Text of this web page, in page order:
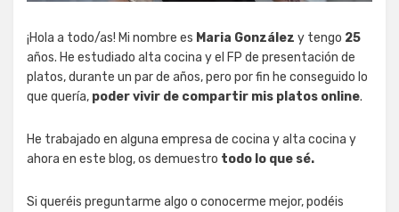
¡Hola a todo/as! Mi nombre es Maria González y tengo 25
años. He estudiado alta cocina y el FP de presentación de
platos, durante un par de años, pero por fin he conseguido lo
que quería, poder vivir de compartir mis platos online.
He trabajado en alguna empresa de cocina y alta cocina y
ahora en este blog, os demuestro todo lo que sé.
Si queréis preguntarme algo o conocerme mejor, podéis